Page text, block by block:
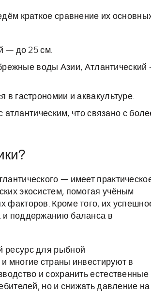
краткое сравнение их
— до 25 см.
воды Азии, Атлантический
гастрономии и аквакультуре.
что связано с
— имеет
экосистем, помогая учёным
факторов. Кроме того, их
и поддержанию баланса в
ресурс для рыбной
многие страны инвестируют в
и сохранить естественные
но и снижать давление на